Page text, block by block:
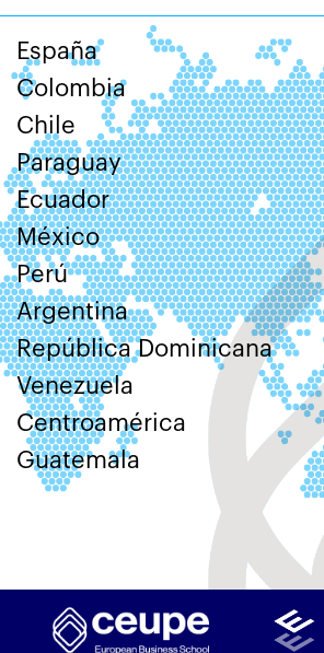
España
Colombia
Chile
Paraguay
Ecuador
México
Perú
Argentina
República Dominicana
Venezuela
Centroamérica
Guatemala